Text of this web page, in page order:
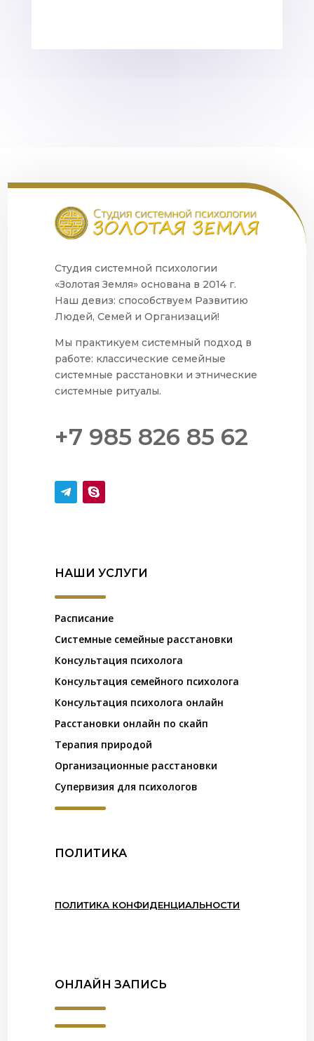
Студия системной психологии
«Золотая Земля» основана в 2014 г.
Наш девиз: способствуем Развитию
Людей, Семей и Организаций!
Мы практикуем системный подход в
работе: классические семейные
системные расстановки и этнические
системные ритуалы.
+7 985 826 85 62
НАШИ УСЛУГИ
Расписание
Системные семейные расстановки
Консультация психолога
Консультация семейного психолога
Консультация психолога онлайн
Расстановки онлайн по скайп
Терапия природой
Организационные расстановки
Супервизия для психологов
ПОЛИТИКА
ПОЛИТИКА КОНФИДЕНЦИАЛЬНОСТИ
ОНЛАЙН ЗАПИСЬ